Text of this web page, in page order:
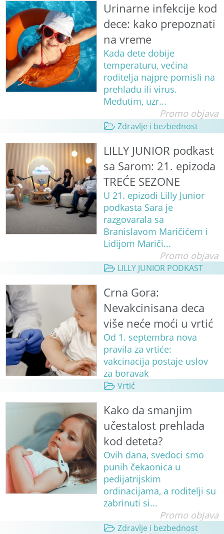
Urinarne infekcije kod
dece: kako prepoznati
na vreme
Kada dete dobije
temperaturu, većina
roditelja najpre pomisli na
prehladu ili virus.
Međutim, uzr...
Promo objava
Zdravlje i bezbednost
LILLY JUNIOR podkast
sa Sarom: 21. epizoda
TREĆE SEZONE
U 21. epizodi Lilly Junior
podkasta Sara je
razgovarala sa
Branislavom Maričićem i
Lidijom Mariči...
Promo objava
LILLY JUNIOR PODKAST
Crna Gora:
Nevakcinisana deca
više neće moći u vrtić
Od 1. septembra nova
pravila za vrtiće:
vakcinacija postaje uslov
za boravak
Vrtić
Kako da smanjim
učestalost prehlada
kod deteta?
Ovih dana, svedoci smo
punih čekaonica u
pedijatrijskim
ordinacijama, a roditelji su
zabrinuti si...
Promo objava
Zdravlje i bezbednost